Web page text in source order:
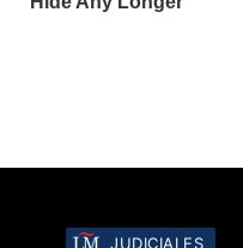
JUDICIALES